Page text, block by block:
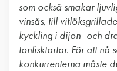
som också smakar
vinsås, till
kyckling i dijon- och
tonfisktartar. För att nå
konkurrenterna måste